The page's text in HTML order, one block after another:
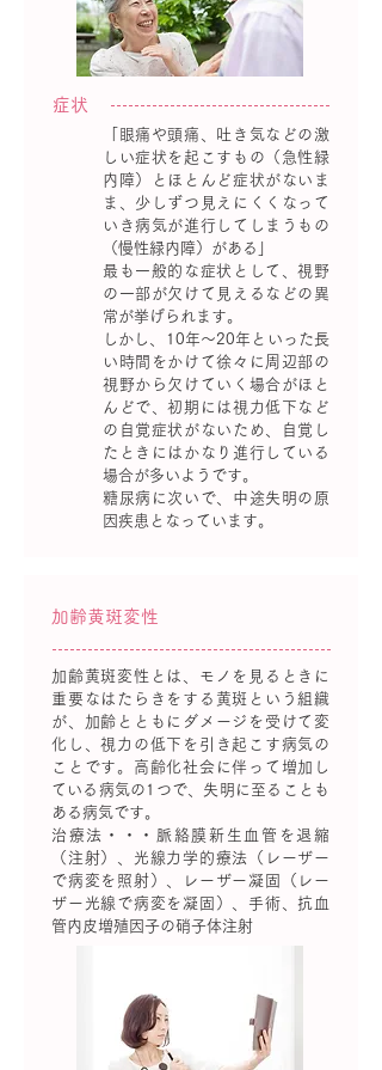
症状
「眼痛や頭痛、吐き気などの激
しい症状を起こすもの（急性緑
内障）とほとんど症状がないま
ま、少しずつ見えにくくなって
いき病気が進行してしまうもの
（慢性緑内障）がある」
最も一般的な症状として、視野
の一部が欠けて見えるなどの異
常が挙げられます。
しかし、10年〜20年といった長
い時間をかけて徐々に周辺部の
視野から欠けていく場合がほと
んどで、初期には視力低下など
の自覚症状がないため、自覚し
たときにはかなり進行している
場合が多いようです。
糖尿病に次いで、中途失明の原
因疾患となっています。
加齢黄斑変性
加齢黄斑変性とは、モノを見るときに
重要なはたらきをする黄斑という組織
が、加齢とともにダメージを受けて変
化し、視力の低下を引き起こす病気の
ことです。高齢化社会に伴って増加し
ている病気の1つで、失明に至ることも
ある病気です。
治療法・・・脈絡膜新生血管を退縮
（注射）、光線力学的療法（レーザー
で病変を照射）、レーザー凝固（レー
ザー光線で病変を凝固）、手術、抗血
管内皮増殖因子の硝子体注射